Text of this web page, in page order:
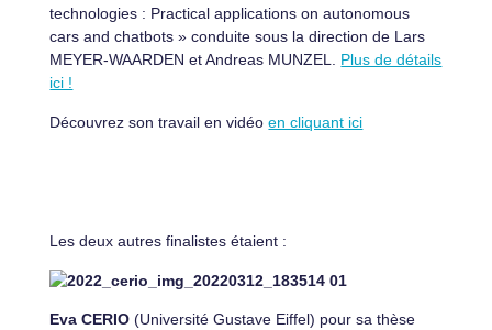
technologies : Practical applications on autonomous
cars and chatbots » conduite sous la direction de Lars
MEYER-WAARDEN et Andreas MUNZEL. Plus de détails
ici !
Découvrez son travail en vidéoen cliquant ici
Les deux autres finalistes étaient :
Eva CERIO(Université Gustave Eiffel) pour sa thèse